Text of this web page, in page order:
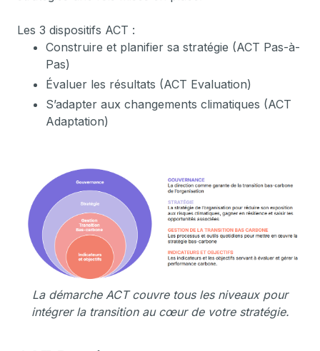
Les 3 dispositifs ACT :
Construire et planifier sa stratégie (ACT Pas-à-
Pas)
Évaluer les résultats (ACT Evaluation)
S’adapter aux changements climatiques (ACT
Adaptation)
La démarche ACT couvre tous les niveaux pour
intégrer la transition au cœur de votre stratégie.